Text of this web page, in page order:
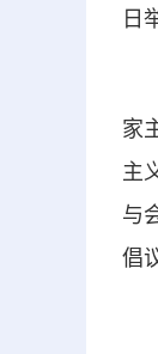
日
家
主
与
倡